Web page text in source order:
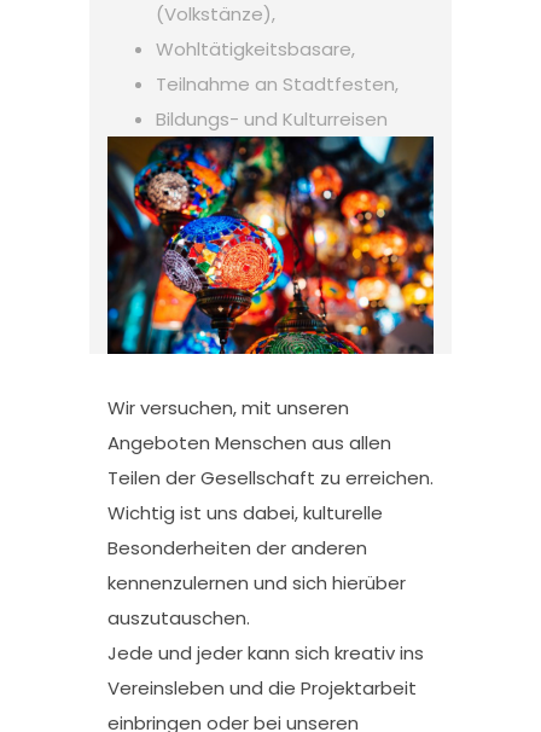
(Volkstänze),
Wohltätigkeitsbasare,
Teilnahme an Stadtfesten,
Bildungs- und Kulturreisen
Wir versuchen, mit unseren
Angeboten Menschen aus allen
Teilen der Gesellschaft zu erreichen.
Wichtig ist uns dabei, kulturelle
Besonderheiten der anderen
kennenzulernen und sich hierüber
auszutauschen.
Jede und jeder kann sich kreativ ins
Vereinsleben und die Projektarbeit
einbringen oder bei unseren